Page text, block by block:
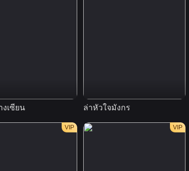
งเซียน ล่าหัวใจมังกร
VIP VIP